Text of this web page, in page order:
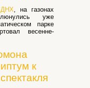
, на газонах
уже
парке
весенне-
к